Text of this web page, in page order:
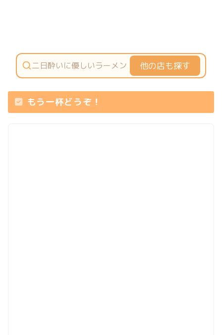
他の店も探す
もう一杯どうぞ！